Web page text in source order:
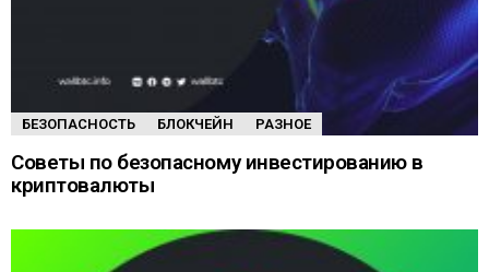
БЕЗОПАСНОСТЬ БЛОКЧЕЙН РАЗНОЕ
Советы по безопасному инвестированию в
криптовалюты